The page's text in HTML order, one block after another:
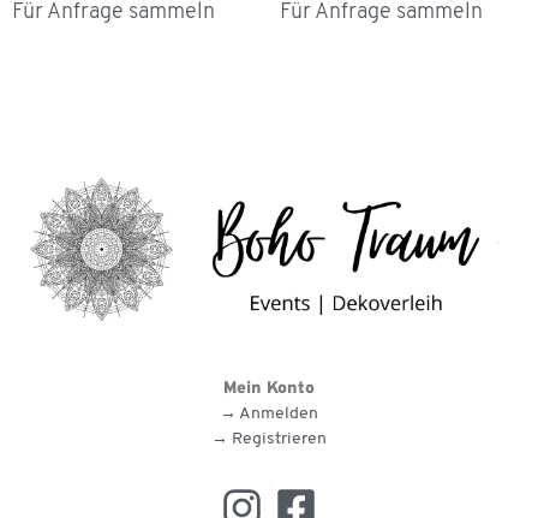
Für Anfrage sammeln Für Anfrage sammeln
Mein Konto
→ Anmelden
→ Registrieren